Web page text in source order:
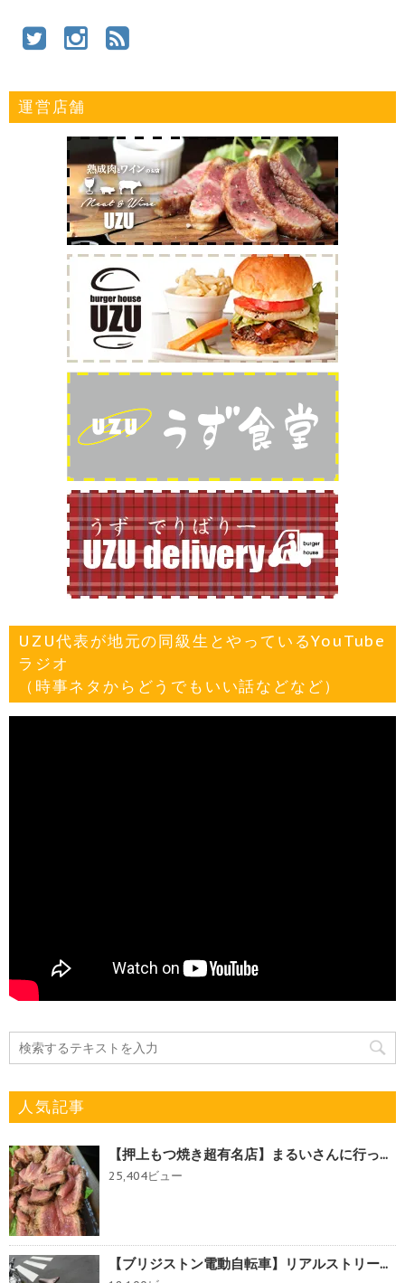
運営店舗
UZU代表が地元の同級生とやっているYouTube
ラジオ
（時事ネタからどうでもいい話などなど）
人気記事
【押上もつ焼き超有名店】まるいさんに行っ...
25,404ビュー
【ブリジストン電動自転車】リアルストリー...